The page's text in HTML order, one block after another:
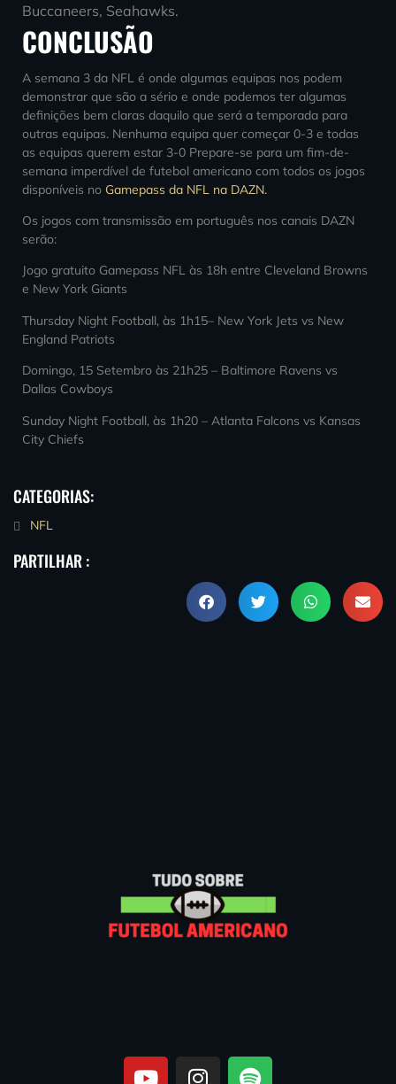
Buccaneers, Seahawks.
CONCLUSÃO
A semana 3 da NFL é onde algumas equipas nos podem
demonstrar que são a sério e onde podemos ter algumas
definições bem claras daquilo que será a temporada para
outras equipas. Nenhuma equipa quer começar 0-3 e todas
as equipas querem estar 3-0 Prepare-se para um fim-de-
semana imperdível de futebol americano com todos os jogos
disponíveis no Gamepass da NFL na DAZN.
Os jogos com transmissão em português nos canais DAZN
serão:
Jogo gratuito Gamepass NFL às 18h entre Cleveland Browns
e New York Giants
Thursday Night Football, às 1h15– New York Jets vs New
England Patriots
Domingo, 15 Setembro às 21h25 – Baltimore Ravens vs
Dallas Cowboys
Sunday Night Football, às 1h20 – Atlanta Falcons vs Kansas
City Chiefs
CATEGORIAS:
NFL
PARTILHAR :